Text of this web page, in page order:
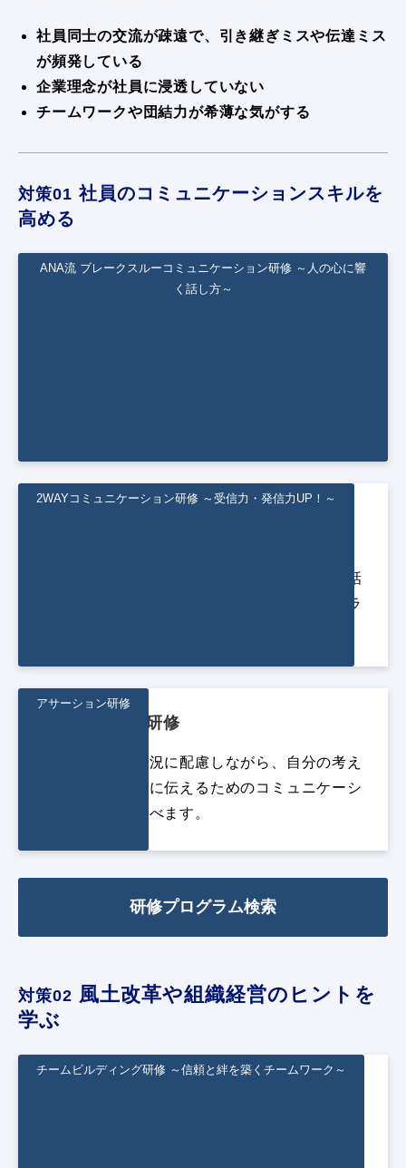
社員同士の交流が疎遠で、引き継ぎミスや伝達ミス
が頻発している
企業理念が社員に浸透していない
チームワークや団結力が希薄な気がする
対策01 社員のコミュニケーションスキルを
高める
ANA流 ブレークスルーコミュニケーショ
ANA流 ブレークスルーコミュニケーション研修 ～人の心に響
く話し方～
日常で頻繁に使う「聴く」「話す」という会話
での力を磨き、コミュニケーションの質をブラ
2WAYコミュニケーション研修 ～受信力・発信力UP！～
アサーション研修
相手の立場や状況に配慮しながら、自分の考え
や気持ちを誠実に伝えるためのコミュニケーシ
ョンスキルを学べます。
アサーション研修
研修プログラム検索
対策02 風土改革や組織経営のヒントを
学ぶ
チームビルディング研修 ～信頼と絆を築くチームワーク～